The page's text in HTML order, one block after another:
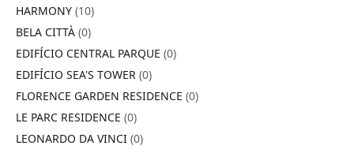
HARMONY (10)
BELA CITTÀ (0)
EDIFÍCIO CENTRAL PARQUE (0)
EDIFÍCIO SEA'S TOWER (0)
FLORENCE GARDEN RESIDENCE (0)
LE PARC RESIDENCE (0)
LEONARDO DA VINCI (0)